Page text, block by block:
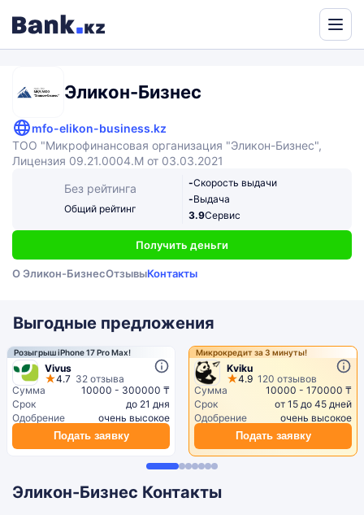
Эликон-Бизнес
mfo-elikon-business.kz
ТОО "Микрофинансовая организация "Эликон-Бизнес",
Лицензия 09.21.0004.М от 03.03.2021
Без рейтинга
Общий рейтинг
-Скорость выдачи
-Выдача
3.9Сервис
Получить деньги
О Эликон-БизнесОтзывыКонтакты
Выгодные предложения
Розыгрыш iPhone 17 Pro Max!
Vivus
4.7 32 отзыва
Сумма
10000 - 300000 ₸
Срок
до 21 дня
Одобрение
очень высокое
Подать заявку
Микрокредит за 3 минуты!
Kviku
4.9 120 отзывов
Сумма
10000 - 170000 ₸
Срок
от 15 до 45 дней
Одобрение
очень высокое
Подать заявку
Эликон-Бизнес Контакты